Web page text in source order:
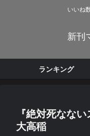
いいね
新刊
ランキング
『絶対死なな
大高稲